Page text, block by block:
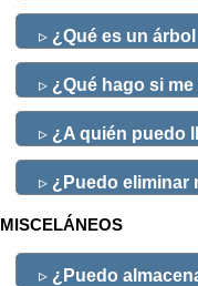
▹ ¿Qué es un
▹ ¿Qué hago si
▹ ¿A quién puedo
▹ ¿Puedo eliminar
MISCELÁNEOS
▹ ¿Puedo